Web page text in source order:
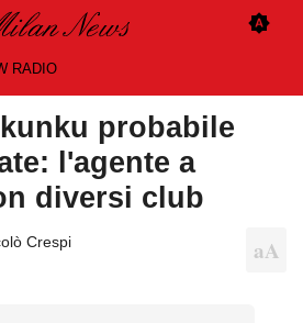
RADIO
probabile
l'agente a
diversi club
Crespi